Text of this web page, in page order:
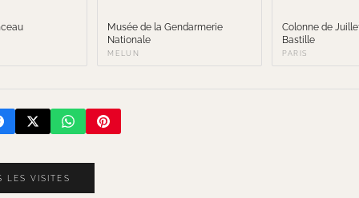
Musée de la Gendarmerie
Nationale
MELUN
Colonne de
Bastille
PARIS
LES VISITES